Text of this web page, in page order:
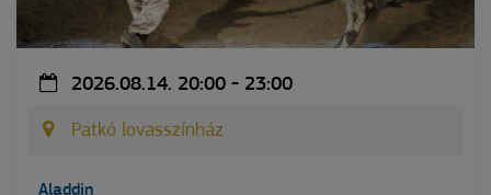
2026.08.14. 20:00 - 23:00
Patkó lovasszínház
Aladdin